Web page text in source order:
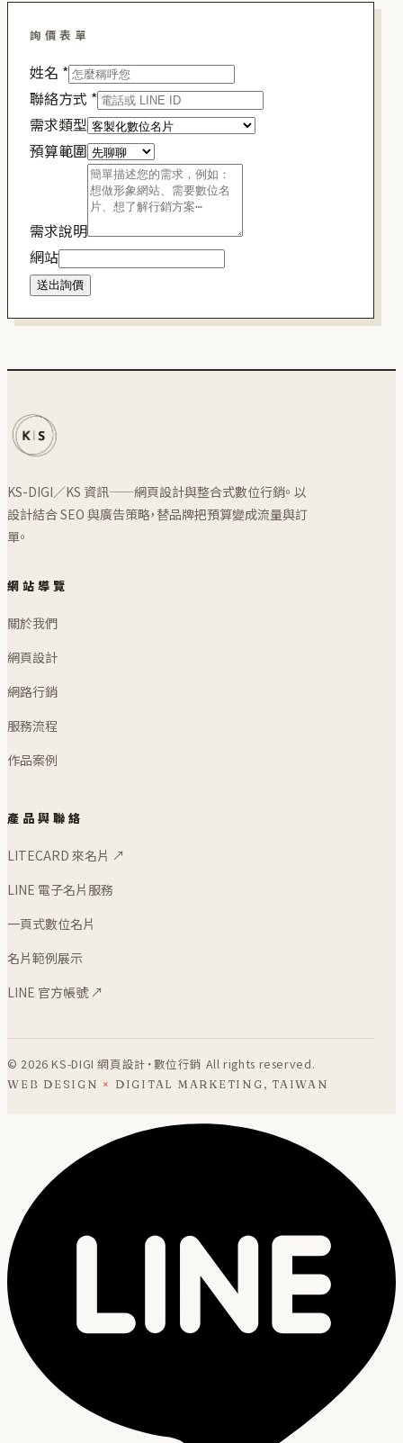
詢價表單
姓名 *
聯絡方式 *
需求類型
預算範圍
需求說明
網站
送出詢價
KS-DIGI／KS 資訊——網頁設計與整合式數位行銷。 以
設計結合 SEO 與廣告策略，替品牌把預算變成流量與訂
單。
網站導覽
關於我們
網頁設計
網路行銷
服務流程
作品案例
產品與聯絡
LITECARD 來名片 ↗
LINE 電子名片服務
一頁式數位名片
名片範例展示
LINE 官方帳號 ↗
© 2026 KS-DIGI 網頁設計・數位行銷 All rights reserved.
WEB DESIGN × DIGITAL MARKETING, TAIWAN